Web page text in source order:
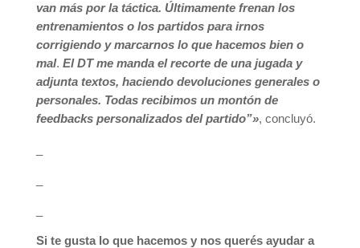
van más por la táctica. Últimamente frenan los
entrenamientos o los partidos para irnos
corrigiendo y marcarnos lo que hacemos bien o
mal. El DT me manda el recorte de una jugada y
adjunta textos, haciendo devoluciones generales o
personales. Todas recibimos un montón de
feedbacks personalizados del partido”», concluyó.
Si te gusta lo que hacemos y nos querés ayudar a